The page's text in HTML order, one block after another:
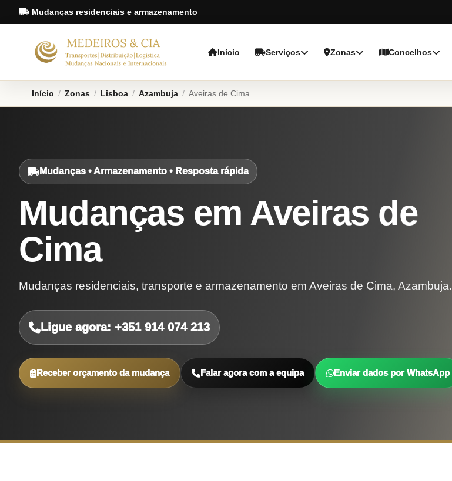
Mudanças residenciais e armazenamento
Início Serviços Zonas Concelhos
Início / Zonas / Lisboa / Azambuja / Aveiras de Cima
Mudanças • Armazenamento • Resposta rápida
Mudanças em Aveiras de
Cima
Mudanças residenciais, transporte e armazenamento em Aveiras de Cima, Azambuja.
Ligue agora: +351 914 074 213
Receber orçamento da mudança Falar agora com a equipa Enviar dados por WhatsApp